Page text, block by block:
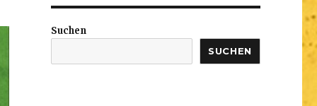
Suchen
SUCHEN